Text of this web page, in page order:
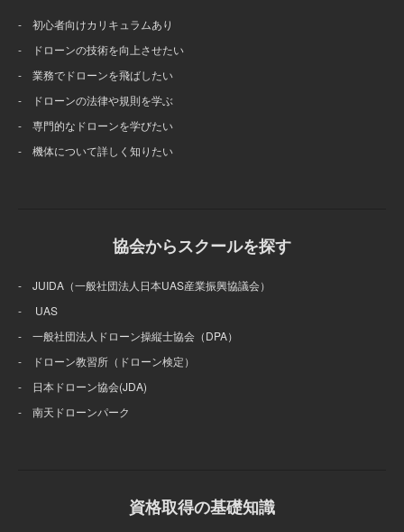
- 初心者向けカリキュラムあり
- ドローンの技術を向上させたい
- 業務でドローンを飛ばしたい
- ドローンの法律や規則を学ぶ
- 専門的なドローンを学びたい
- 機体について詳しく知りたい
協会からスクールを探す
- JUIDA（一般社団法人日本UAS産業振興協議会）
- UAS
- 一般社団法人ドローン操縦士協会（DPA）
- ドローン教習所（ドローン検定）
- 日本ドローン協会(JDA)
- 南天ドローンパーク
資格取得の基礎知識